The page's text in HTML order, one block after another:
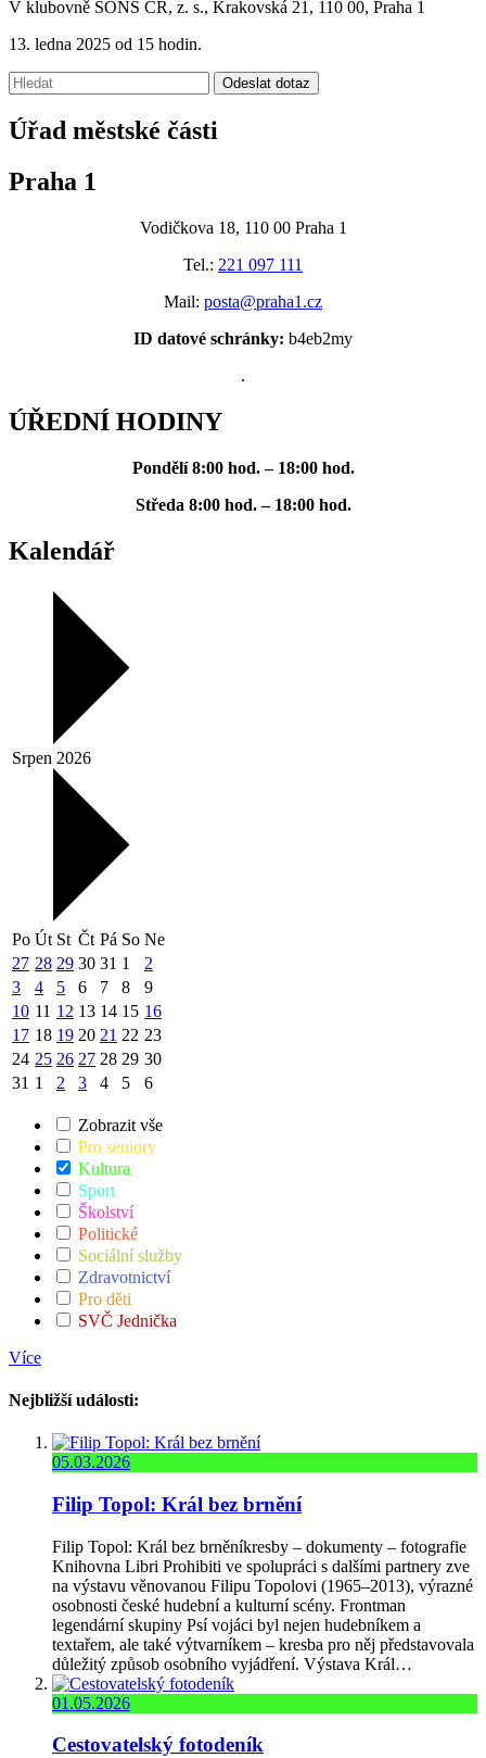
V klubovně SONS ČR, z. s., Krakovská 21, 110 00, Praha 1
13. ledna 2025 od 15 hodin.
Vyhledávání:
Odeslat dotaz
Úřad městské části
Praha 1
Vodičkova 18, 110 00 Praha 1
Tel.: 221 097 111
Mail: posta@praha1.cz
ID datové schránky: b4eb2my
.
ÚŘEDNÍ HODINY
Pondělí 8:00 hod. – 18:00 hod.
Středa 8:00 hod. – 18:00 hod.
Kalendář
Srpen 2026
Po Út St Čt Pá So Ne
27 28 29 30 31 1
2
3
4 5 6 7 8
9
10 11 12 13 14 15 16
17 18 19 20 21 22 23
24 25 26 27 28 29 30
31 1 2 3 4 5 6
Zobrazit vše
Pro seniory
Kultura
Sport
Školství
Politické
Sociální služby
Zdravotnictví
Pro děti
SVČ Jednička
Více
Nejbližší události:
05.03.2026
Filip Topol: Král bez brnění
Filip Topol: Král bez brněníkresby – dokumenty – fotografie
Knihovna Libri Prohibiti ve spolupráci s dalšími partnery zve
na výstavu věnovanou Filipu Topolovi (1965–2013), výrazné
osobnosti české hudební a kulturní scény. Frontman
legendární skupiny Psí vojáci byl nejen hudebníkem a
textařem, ale také výtvarníkem – kresba pro něj představovala
důležitý způsob osobního vyjádření. Výstava Král…
01.05.2026
Cestovatelský fotodeník